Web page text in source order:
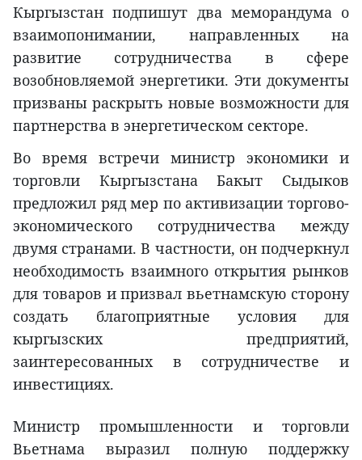
Кыргызстан подпишут два меморандума о
взаимопонимании, направленных на
развитие сотрудничества в сфере
возобновляемой энергетики. Эти документы
призваны раскрыть новые возможности для
партнерства в энергетическом секторе.
Во время встречи министр экономики и
торговли Кыргызстана Бакыт Сыдыков
предложил ряд мер по активизации торгово-
экономического сотрудничества между
двумя странами. В частности, он подчеркнул
необходимость взаимного открытия рынков
для товаров и призвал вьетнамскую сторону
создать благоприятные условия для
кыргызских предприятий,
заинтересованных в сотрудничестве и
инвестициях.
Министр промышленности и торговли
Вьетнама выразил полную поддержку